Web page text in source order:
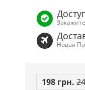
Новая
198 грн.